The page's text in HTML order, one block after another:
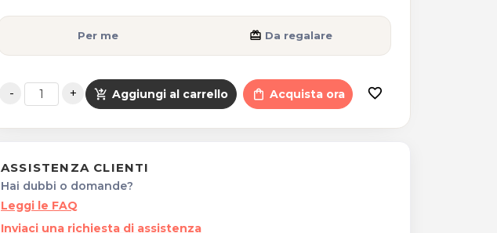
Per me card_giftcard Da regalare
shopping_cart_checkout Aggiungi al carrello shopping_bag Acquista ora favorite_border
ASSISTENZA CLIENTI
Hai dubbi o domande?
Leggi le FAQ
Inviaci una richiesta di assistenza